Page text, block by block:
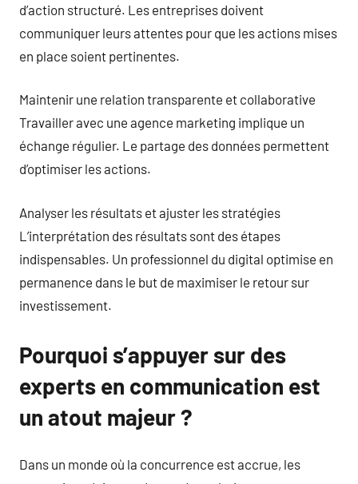
d’action structuré. Les entreprises doivent
communiquer leurs attentes pour que les actions mises
en place soient pertinentes.
Maintenir une relation transparente et collaborative
Travailler avec une agence marketing implique un
échange régulier. Le partage des données permettent
d’optimiser les actions.
Analyser les résultats et ajuster les stratégies
L’interprétation des résultats sont des étapes
indispensables. Un professionnel du digital optimise en
permanence dans le but de maximiser le retour sur
investissement.
Pourquoi s’appuyer sur des
experts en communication est
un atout majeur ?
Dans un monde où la concurrence est accrue, les